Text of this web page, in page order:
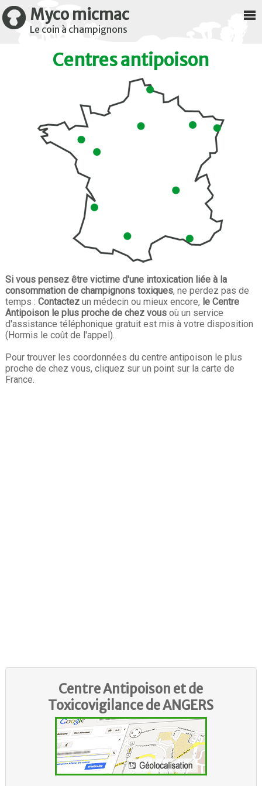
Myco micmac
Le coin à champignons
Centres antipoison
Si vous pensez êtrevictime d'une intoxication liée à la
consommation de champignons toxiques, ne perdez pas de
temps : Contactezun médecin ou mieux encore, le Centre
Antipoison le plus proche de chez vousoù un service
d'assistance téléphonique gratuit est mis à votre disposition
(Hormis le coût de l'appel).
Pour trouver les coordonnées du centre antipoison le plus
proche de chez vous, cliquez sur un point sur la carte de
France.
Centre Antipoison et de
Toxicovigilance deANGERS